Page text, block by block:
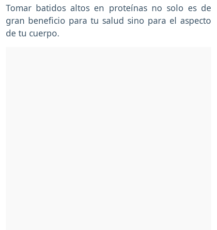
Tomar batidos altos en proteínas no solo es de
gran beneficio para tu salud sino para el aspecto
de tu cuerpo.